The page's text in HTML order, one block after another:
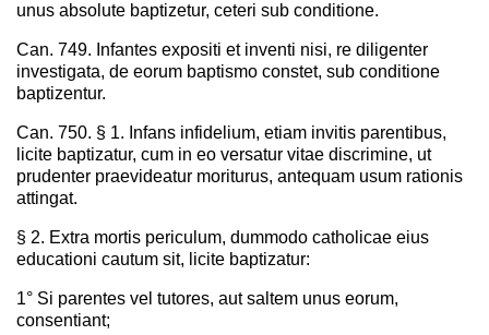
unus absolute baptizetur, ceteri sub conditione.
Can. 749. Infantes expositi et inventi nisi, re diligenter
investigata, de eorum baptismo constet, sub conditione
baptizentur.
Can. 750. § 1. Infans infidelium, etiam invitis parentibus,
licite baptizatur, cum in eo versatur vitae discrimine, ut
prudenter praevideatur moriturus, antequam usum rationis
attingat.
§ 2. Extra mortis periculum, dummodo catholicae eius
educationi cautum sit, licite baptizatur:
1° Si parentes vel tutores, aut saltem unus eorum,
consentiant;